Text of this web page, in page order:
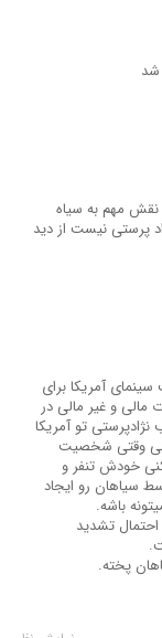
شد
مهم به سیاه
پرستی نیست از دید
آمریکا برای
مالی و غیر مالی در
نژادپرستی تو آمریکا
وقتی شخصیت
خودش تنفر و
سیاهان رو ایجاد
باشه.
تشدید
پخته.